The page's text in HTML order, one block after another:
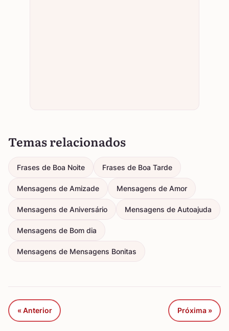
Temas relacionados
Frases de Boa Noite Frases de Boa Tarde
Mensagens de Amizade Mensagens de Amor
Mensagens de Aniversário Mensagens de Autoajuda
Mensagens de Bom dia
Mensagens de Mensagens Bonitas
« Anterior Próxima »